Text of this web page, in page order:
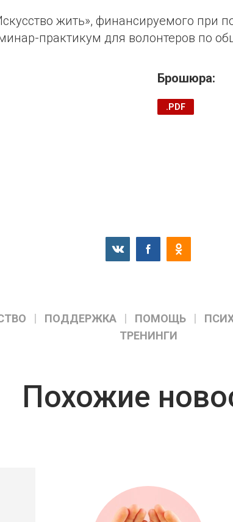
жить», финансируемого
практикум для волонтеров по
Брошюра:
ПОДДЕРЖКА ПОМОЩЬ
ТРЕНИНГИ
Похожие